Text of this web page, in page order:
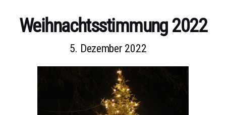
Kategorien
Weihnachtsstimmung 2022
5. Dezember 2022